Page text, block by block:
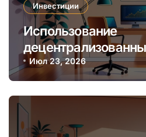
Инвестиции
Использование
(dApps) для
криптовалютных
Июл 23, 2026